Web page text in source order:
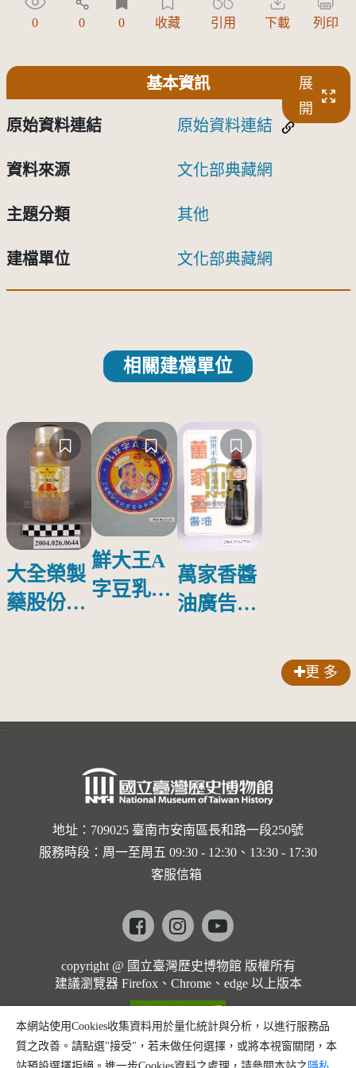
0 0 0 收藏 引用 下載 列印
基本資訊
展
開
原始資料連結 原始資料連結
資料來源 文化部典藏網
主題分類 其他
建檔單位 文化部典藏網
相關建檔單位
大全榮製
藥股份有
鮮大王A
字豆乳罐
萬家香醬
油廣告塑
更 多
地址：709025 臺南市安南區長和路一段250號
服務時段：周一至周五 09:30 - 12:30、13:30 - 17:30
客服信箱
Facebookinstagramyoutube
copyright @ 國立臺灣歷史博物館 版權所有
建議瀏覽器 Firefox、Chrome、edge 以上版本
本網站使用Cookies收集資料用於量化統計與分析，以進行服務品
質之改善。請點選"接受"，若未做任何選擇，或將本視窗關閉，本
站預設選擇拒絕。進一步Cookies資料之處理，請參閱本站之 隱私